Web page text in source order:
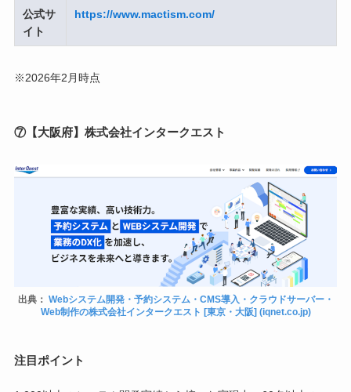
公式サ
イト
https://www.mactism.com/
※2026年2月時点
⑦【大阪府】株式会社インタークエスト
出典： Webシステム開発・予約システム・CMS導入・クラウドサーバー・
Web制作の株式会社インタークエスト [東京・大阪] (iqnet.co.jp)
注目ポイント